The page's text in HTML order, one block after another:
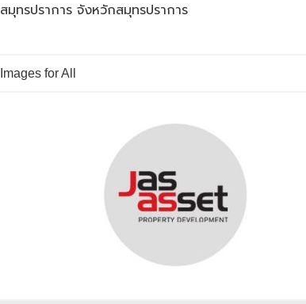
สมุทรปราการ จังหวักสมุทรปราการ
Images for All